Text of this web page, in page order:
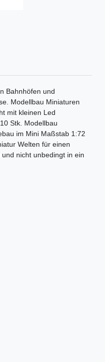
Bahnhöfen und
Modellbau Miniaturen
mit kleinen Led
Stk. Modellbau
im Mini Maßstab 1:72
Welten für einen
nicht unbedingt in ein